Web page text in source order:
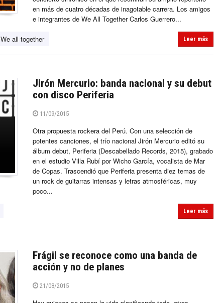
en más de cuatro décadas de inagotable carrera. Los amigos
e integrantes de We All Together Carlos Guerrero...
We all together Leer más
Jirón Mercurio: banda nacional y su debut
con disco Periferia
11/09/2015
Otra propuesta rockera del Perú. Con una selección de
potentes canciones, el trío nacional Jirón Mercurio editó su
álbum debut, Periferia (Descabellado Records, 2015), grabado
en el estudio Villa Rubí por Wicho García, vocalista de Mar
de Copas. Trascendió que Periferia presenta diez temas de
un rock de guitarras intensas y letras atmosféricas, muy
poco...
Leer más
Frágil se reconoce como una banda de
acción y no de planes
21/08/2015